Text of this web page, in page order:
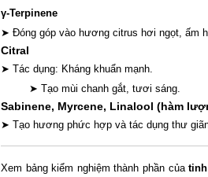
γ-Terpinene
➤ Đóng góp vào hương citrus hơi ngọt, ấm
Citral
➤ Tác dụng: Kháng khuẩn mạnh.
➤ Tạo mùi chanh gắt, tươi sáng.
Sabinene, Myrcene, Linalool (hàm
➤ Tạo hương phức hợp và tác dụng thư
Xem bảng kiểm nghiệm thành phần của